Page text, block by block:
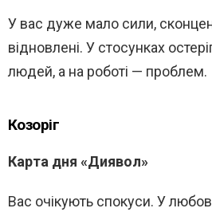
У вас дуже мало сили,
відновлені. У стосунках
людей, а на роботі — проблем.
Козоріг
Карта дня «Диявол»
Вас очікують спокуси. У